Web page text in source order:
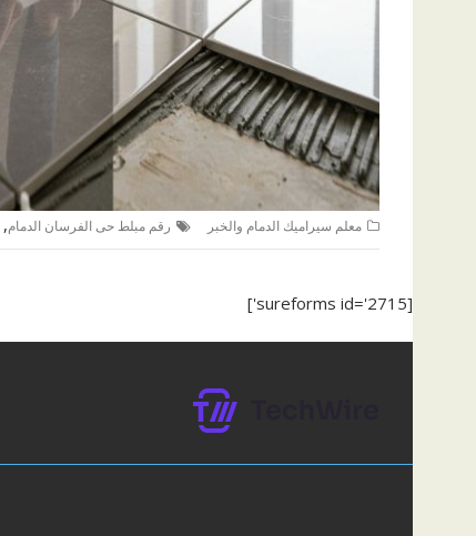
معلم سيراميك الدمام والخبر رقم مبلط حى الفرسان الدمام,
[sureforms id='2715']